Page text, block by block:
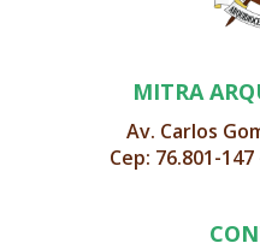
MITRA
Av. Carlos
Cep: 76.801-